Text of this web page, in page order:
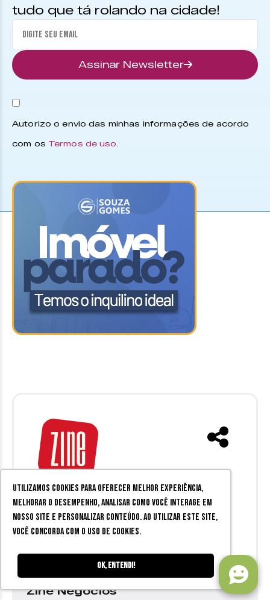
Utilizamos cookies para oferecer melhor experiência,
melhorar o desempenho, analisar como você interage em
nosso site e personalizar conteúdo. Ao utilizar este site,
você concorda com o uso de cookies.
Ok, entendi!
tudo que tá rolando na cidade!
Assinar Newsletter
Autorizo o envio das minhas informações de acordo
com os Termos de uso
O Zine Cultural é a melhor fonte
de informações sobre
entretenimento em Juiz de Fora
e região.
Zine Negócios